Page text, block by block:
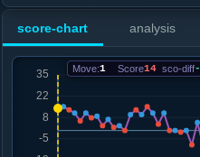
.....马５进７
黑+10
15. 车四进四
.....马７进６
黑+8
16. 炮八进二
黑+8
score-chart analysis
Move:1 Score14 sco-diff-